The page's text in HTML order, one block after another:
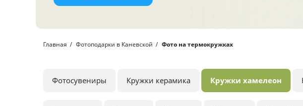
Главная Фотоподарки в Каневской Фото на термокружках
Фотосувениры Кружки керамика Кружки хамелеон